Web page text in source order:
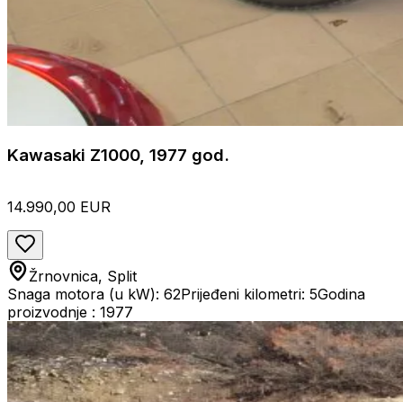
Kawasaki Z1000, 1977 god.
14.990,00 EUR
Žrnovnica, Split
Snaga motora (u kW): 62Prijeđeni kilometri: 5Godina
proizvodnje : 1977